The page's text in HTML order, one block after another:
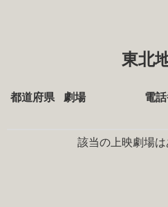
東北
都道府県 劇場 電
該当の上映劇場は